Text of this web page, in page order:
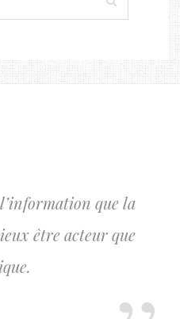
que la
être acteur que